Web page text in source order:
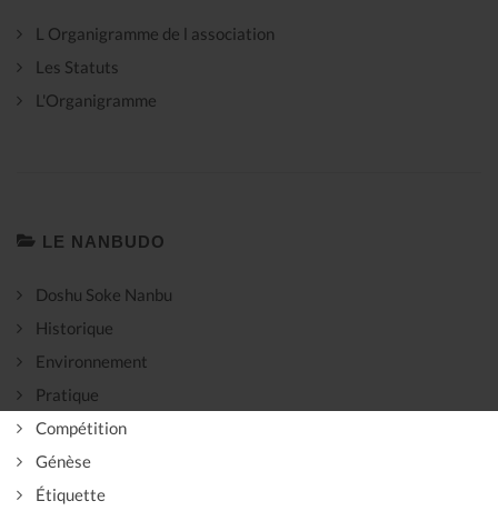
L Organigramme de l association
Les Statuts
L'Organigramme
LE NANBUDO
Doshu Soke Nanbu
Historique
Environnement
Pratique
Compétition
Génèse
Étiquette